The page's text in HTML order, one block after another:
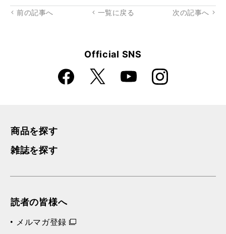
rk
前の記事へ 一覧に戻る 次の記事へ
Official SNS
Faceboo
k
X YouTube Instagra
m
商品を探す
雑誌を探す
読者の皆様へ
メルマガ登録